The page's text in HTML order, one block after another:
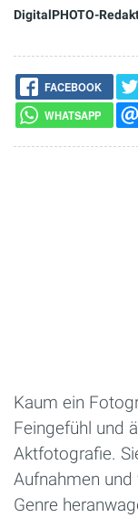
DigitalPHOTO-
FACEBOOK
WHATSAPP
Kaum ein
Feingefühl und
Aktfotografie.
Aufnahmen
Genre